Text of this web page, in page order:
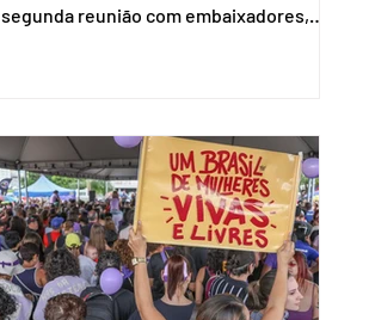
segunda reunião com embaixadores,
sistema eleitoral do país. Segundo o
tribunal, o encontro ocorrerá na sede do
TSE e dará continuidade às ações de
transparência voltadas à comunidade
internacional. Nela, o presidente da
Corte, ministro Kássio Nunes Marques,